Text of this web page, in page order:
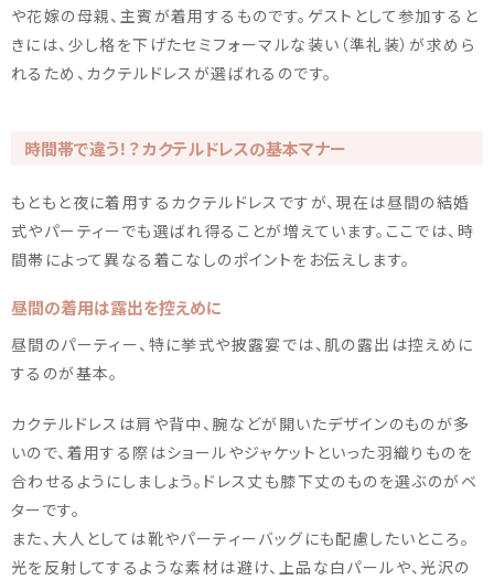
や花嫁の母親、主賓が着用するものです。ゲストとして参加すると
きには、少し格を下げたセミフォーマルな装い（準礼装）が求めら
れるため、カクテルドレスが選ばれるのです。
時間帯で違う！？ カクテルドレスの基本マナー
もともと夜に着用するカクテルドレスですが、現在は昼間の結婚
式やパーティーでも選ばれ得ることが増えています。ここでは、時
間帯によって異なる着こなしのポイントをお伝えします。
昼間の着用は露出を控えめに
昼間のパーティー、特に挙式や披露宴では、肌の露出は控えめに
するのが基本。
カクテルドレスは肩や背中、腕などが開いたデザインのものが多
いので、着用する際はショールやジャケットといった羽織りものを
合わせるようにしましょう。ドレス丈も膝下丈のものを選ぶのがベ
ターです。
また、大人としては靴やパーティーバッグにも配慮したいところ。
光を反射してするような素材は避け、上品な白パールや、光沢の